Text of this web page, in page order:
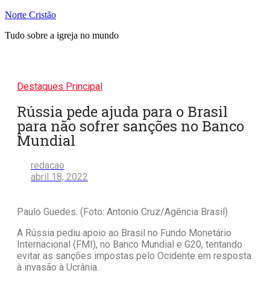
Pular
o
Norte Cristão
Tudo sobre a igreja no mundo
Destaques Principal
Rússia pede ajuda para o Brasil
para não sofrer sanções no Banco
Mundial
redacao
abril 18, 2022
Paulo Guedes. (Foto: Antonio Cruz/Agência Brasil)
A Rússia pediu apoio ao Brasil no Fundo Monetário
Internacional (FMI), no Banco Mundial e G20, tentando
evitar as sanções impostas pelo Ocidente em resposta
à invasão à Ucrânia.